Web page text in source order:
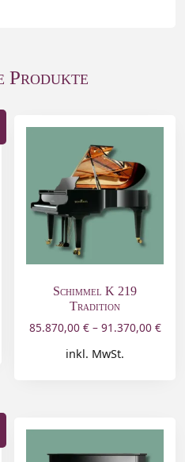
Produkte
Schimmel K 219
Tradition
85.870,00 €– 91.370,00 €
inkl. MwSt.